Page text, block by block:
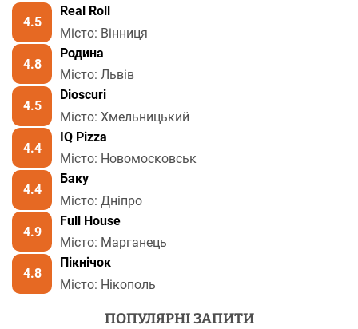
4.5
Real Roll
Місто: Вінниця
4.8
Родина
Місто: Львів
4.5
Dioscuri
Місто: Хмельницький
4.4
IQ Pizza
Місто: Новомосковськ
4.4
Баку
Місто: Дніпро
4.9
Full House
Місто: Марганець
4.8
Пікнічок
Місто: Нікополь
ПОПУЛЯРНІ ЗАПИТИ